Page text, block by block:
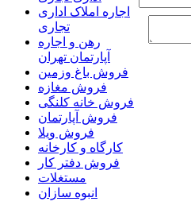
اجاره املاک اداری
تجاری
رهن و اجاره
آپارتمان تهران
فروش باغ وزمین
فروش مغازه
فروش خانه کلنگی
فروش آپارتمان
فروش ویلا
کارگاه و کارخانه
فروش دفتر کار
مستغلات
انبوه سازان